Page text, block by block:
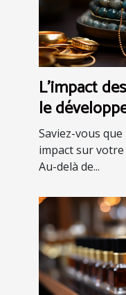
L'impact
le
Saviez-vous
impact sur
Au-delà de...